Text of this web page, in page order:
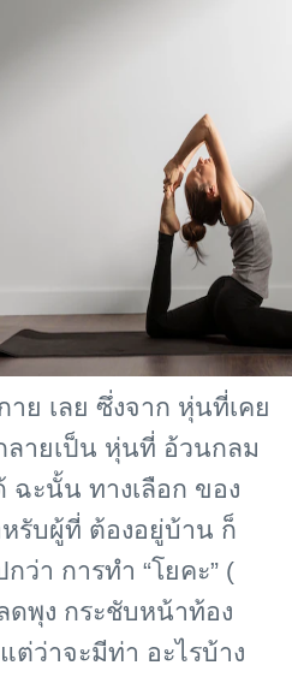
าย เลย ซึ่งจาก หุ่นที่เคย
ลายเป็น หุ่นที่ อ้วนกลม
ฉะนั้น ทางเลือก ของ
รับผู้ที่ ต้องอยู่บ้าน ก็
ว่า การทำ “โยคะ” (
ดพุง กระชับหน้าท้อง
ต่ว่าจะมีท่า อะไรบ้าง